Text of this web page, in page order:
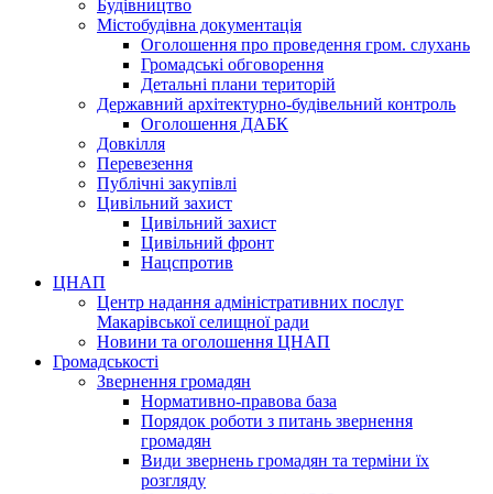
Будівництво
Містобудівна документація
Оголошення про проведення гром. слухань
Громадські обговорення
Детальні плани територій
Державний архітектурно-будівельний контроль
Оголошення ДАБК
Довкілля
Перевезення
Публічні закупівлі
Цивільний захист
Цивільний захист
Цивільний фронт
Нацспротив
ЦНАП
Центр надання адміністративних послуг
Макарівської селищної ради
Новини та оголошення ЦНАП
Громадськості
Звернення громадян
Нормативно-правова база
Порядок роботи з питань звернення
громадян
Види звернень громадян та терміни їх
розгляду